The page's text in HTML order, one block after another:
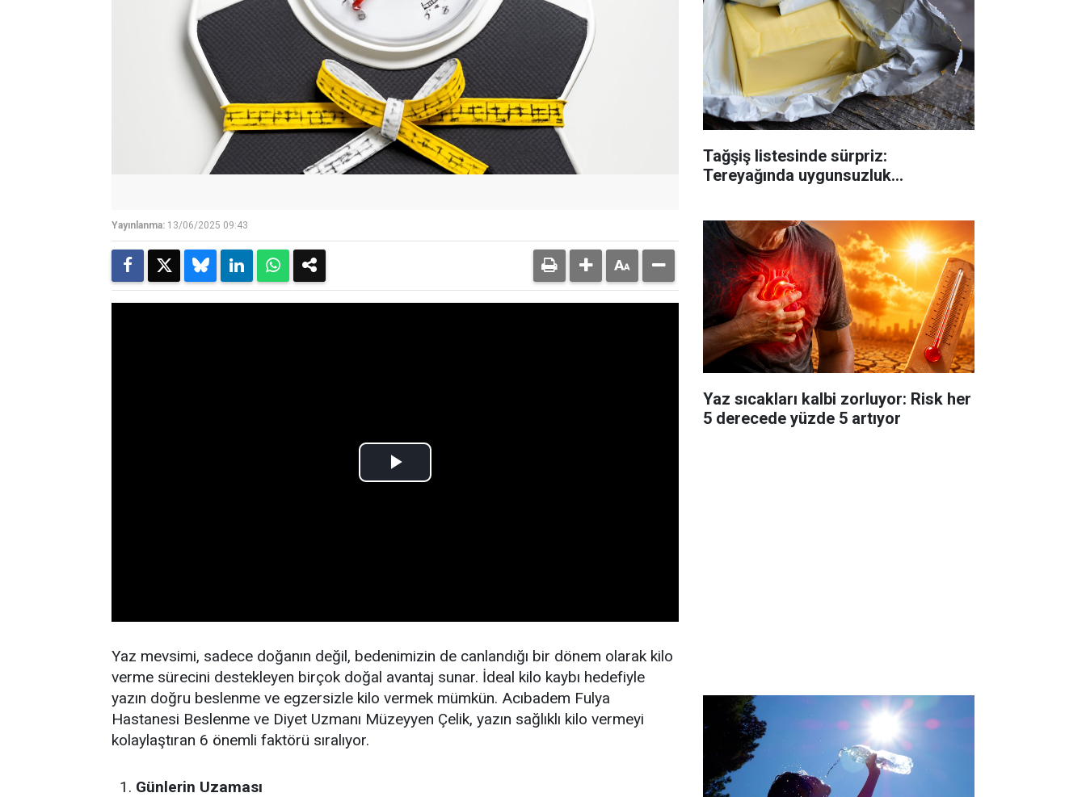
Yayınlanma: 13/06/2025 09:43
Yaz mevsimi, sadece doğanın değil, bedenimizin de canlandığı bir dönem olarak kilo
verme sürecini destekleyen birçok doğal avantaj sunar. İdeal kilo kaybı hedefiyle
yazın doğru beslenme ve egzersizle kilo vermek mümkün. Acıbadem Fulya
Hastanesi Beslenme ve Diyet Uzmanı Müzeyyen Çelik, yazın sağlıklı kilo vermeyi
kolaylaştıran 6 önemli faktörü sıralıyor.
Günlerin Uzaması
Tağşiş listesinde sürpriz:
Tereyağında uygunsuzluk...
Yaz sıcakları kalbi zorluyor: Risk her
5 derecede yüzde 5 artıyor